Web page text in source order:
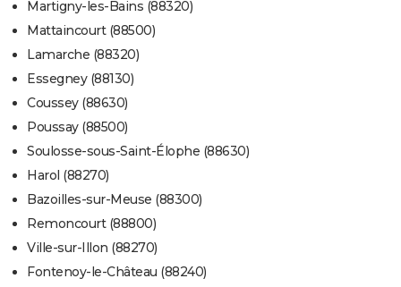
Martigny-les-Bains (88320)
Mattaincourt (88500)
Lamarche (88320)
Essegney (88130)
Coussey (88630)
Poussay (88500)
Soulosse-sous-Saint-Élophe (88630)
Harol (88270)
Bazoilles-sur-Meuse (88300)
Remoncourt (88800)
Ville-sur-Illon (88270)
Fontenoy-le-Château (88240)